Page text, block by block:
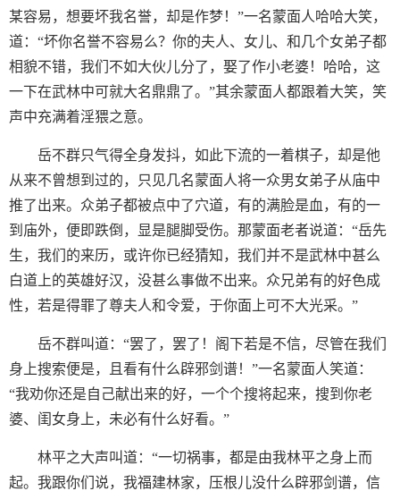
某容易，想要坏我名誉，却是作梦！”一名蒙面人哈哈大笑，
道：“坏你名誉不容易么？你的夫人、女儿、和几个女弟子都
相貌不错，我们不如大伙儿分了，娶了作小老婆！哈哈，这
一下在武林中可就大名鼎鼎了。”其余蒙面人都跟着大笑，笑
声中充满着淫猥之意。
岳不群只气得全身发抖，如此下流的一着棋子，却是他
从来不曾想到过的，只见几名蒙面人将一众男女弟子从庙中
推了出来。众弟子都被点中了穴道，有的满脸是血，有的一
到庙外，便即跌倒，显是腿脚受伤。那蒙面老者说道：“岳先
生，我们的来历，或许你已经猜知，我们并不是武林中甚么
白道上的英雄好汉，没甚么事做不出来。众兄弟有的好色成
性，若是得罪了尊夫人和令爱，于你面上可不大光采。”
岳不群叫道：“罢了，罢了！阁下若是不信，尽管在我们
身上搜索便是，且看有什么辟邪剑谱！”一名蒙面人笑道：
“我劝你还是自己献出来的好，一个个搜将起来，搜到你老
婆、闺女身上，未必有什么好看。”
林平之大声叫道：“一切祸事，都是由我林平之身上而
起。我跟你们说，我福建林家，压根儿没什么辟邪剑谱，信